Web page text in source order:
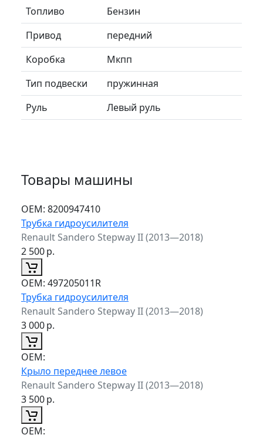
Топливо
Бензин
Привод
передний
Коробка
Мкпп
Тип подвески
пружинная
Руль
Левый руль
Товары машины
ОЕМ: 8200947410
Трубка гидроусилителя
Renault Sandero Stepway II (2013—2018)
2 500р.
ОЕМ: 497205011R
Трубка гидроусилителя
Renault Sandero Stepway II (2013—2018)
3 000р.
ОЕМ:
Крыло переднее левое
Renault Sandero Stepway II (2013—2018)
3 500р.
ОЕМ: